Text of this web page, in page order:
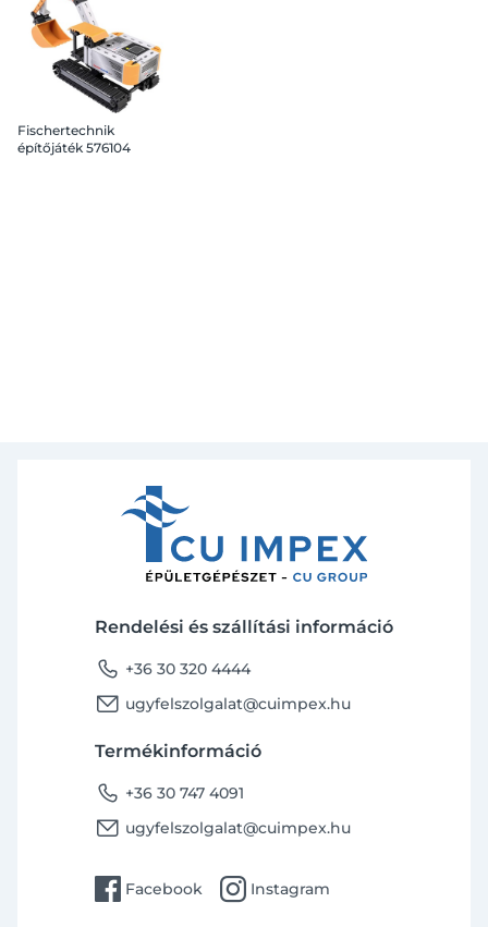
Fischertechnik
építőjáték 576104
Rendelési és szállítási információ
phone +36 30 320 4444
email ugyfelszolgalat@cuimpex.hu
Termékinformáció
phone +36 30 747 4091
email ugyfelszolgalat@cuimpex.hu
facebook Facebook instagram Instagram